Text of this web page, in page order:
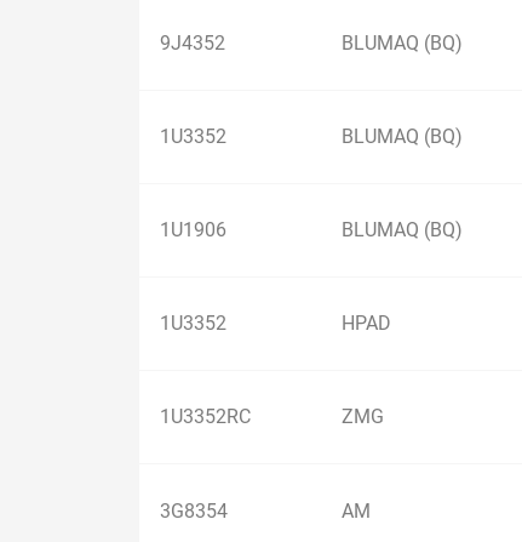
9J4352 BLUMAQ (BQ)
1U3352 BLUMAQ (BQ)
1U1906 BLUMAQ (BQ)
1U3352 HPAD
1U3352RC ZMG
3G8354 AM